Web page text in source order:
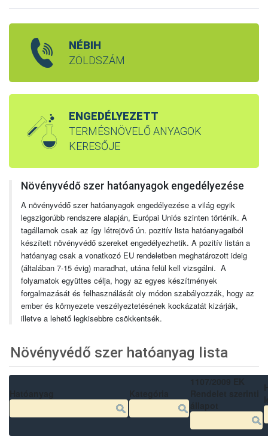
NÉBIH
ZÖLDSZÁM
ENGEDÉLYEZETT
TERMÉSNÖVELŐ ANYAGOK
KERESŐJE
Növényvédő szer hatóanyagok engedélyezése
A növényvédő szer hatóanyagok engedélyezése a világ egyik
legszigorúbb rendszere alapján, Európai Uniós szinten történik. A
tagállamok csak az így létrejövő ún. pozitív lista hatóanyagaiból
készített növényvédő szereket engedélyezhetik. A pozitív listán a
hatóanyag csak a vonatkozó EU rendeletben meghatározott ideig
(általában 7-15 évig) maradhat, utána felül kell vizsgálni. A
folyamatok együttes célja, hogy az egyes készítmények
forgalmazását és felhasználását oly módon szabályozzák, hogy az
ember és környezete veszélyeztetésének kockázatát kizárják,
illetve a lehető legkisebbre csökkentsék.
Növényvédő szer hatóanyag lista